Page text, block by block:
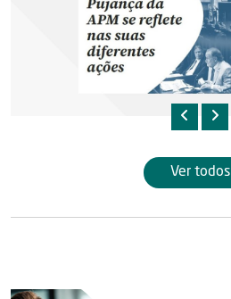
Ver todos